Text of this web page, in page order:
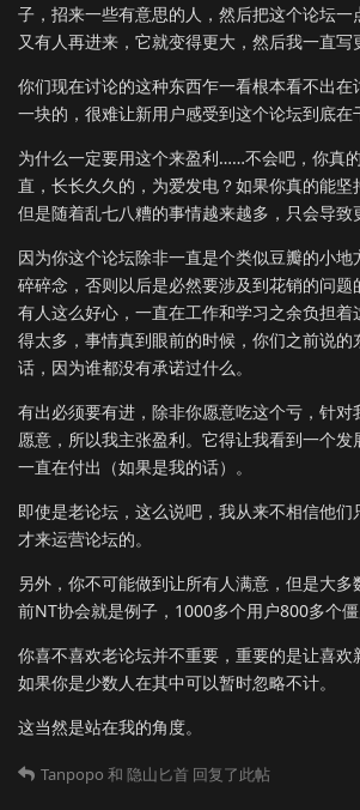
子，招来一些有意思的人，然后把这个论坛一
又有人再进来，它就变得更大，然后我一直写
你们现在讨论的这种东西乍一看根本看不出在
一块的，很难让新用户感受到这个论坛到底在
为什么一定要用这个来盈利……不会吧，你真
直，长长久久的，为爱发电？如果你真的能坚
但是随着乱七八糟的事情越来越多，只会导致
因为你这个论坛除非一直是个类似豆瓣的小
碎碎念，否则以后是必然要涉及到花销的问题
有人这么好心，一直在工作和学习之余负担着
得太多，事情真到眼前的时候，你们之前说的
话，因为谁都没有承诺过什么。
有出必须要有进，除非你愿意吃这个亏，针对
愿意，所以我主张盈利。它得让我看到一个
一直在付出（如果是我的话）。
即使是老论坛，这么说吧，我从来不相信他
才来运营论坛的。
另外，你不可能做到让所有人满意，但是大多
前NT协会就是例子，1000多个用户800多个僵
你喜不喜欢老论坛并不重要，重要的是让喜欢
如果你是少数人在其中可以暂时忽略不计。
这当然是站在我的角度。
Tanpopo 和 隐山匕首 回复了此帖